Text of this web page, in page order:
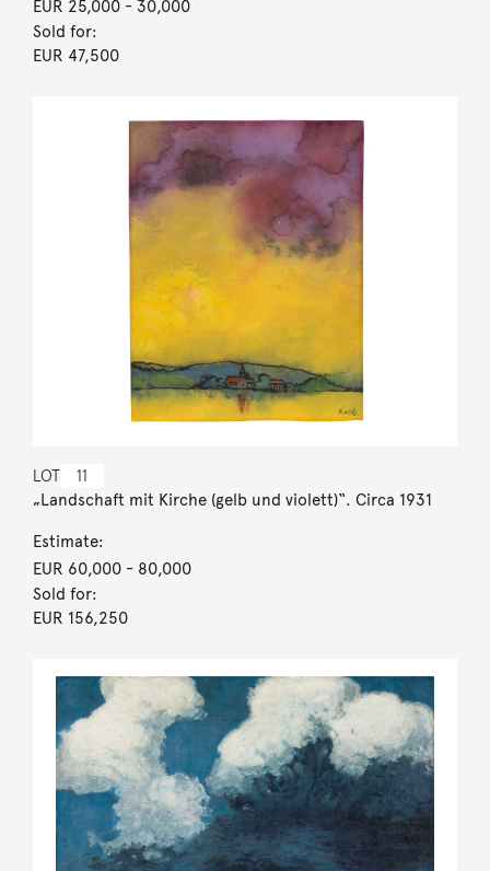
EUR 25,000- 30,000
Sold for:
EUR 47,500
LOT 11
„Landschaft mit Kirche (gelb und violett)“. Circa 1931
Estimate:
EUR 60,000- 80,000
Sold for:
EUR 156,250